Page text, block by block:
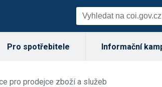
Pro spotřebitele Informační
pro prodejce zboží a služeb